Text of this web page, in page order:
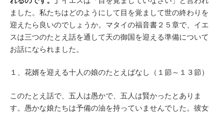
ました。私たちはどのようにして目を覚まして世の終わりを
迎えたら良いのでしょうか。マタイの福音書２５章で、イエ
スは三つのたとえ話を通して天の御国を迎える準備について
お話になられました。
１、花婿を迎える十人の娘のたとえばなし（１節～１３節）
このたとえ話で、五人は愚かで、五人は賢かったとありま
す。愚かな娘たちは予備の油を持っていませんでした。彼女